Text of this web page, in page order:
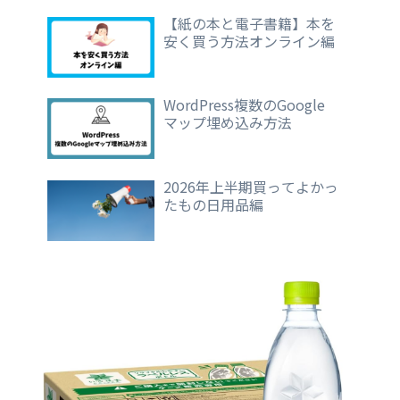
【紙の本と電子書籍】本を
安く買う方法オンライン編
WordPress複数のGoogle
マップ埋め込み方法
2026年上半期買ってよかっ
たもの日用品編